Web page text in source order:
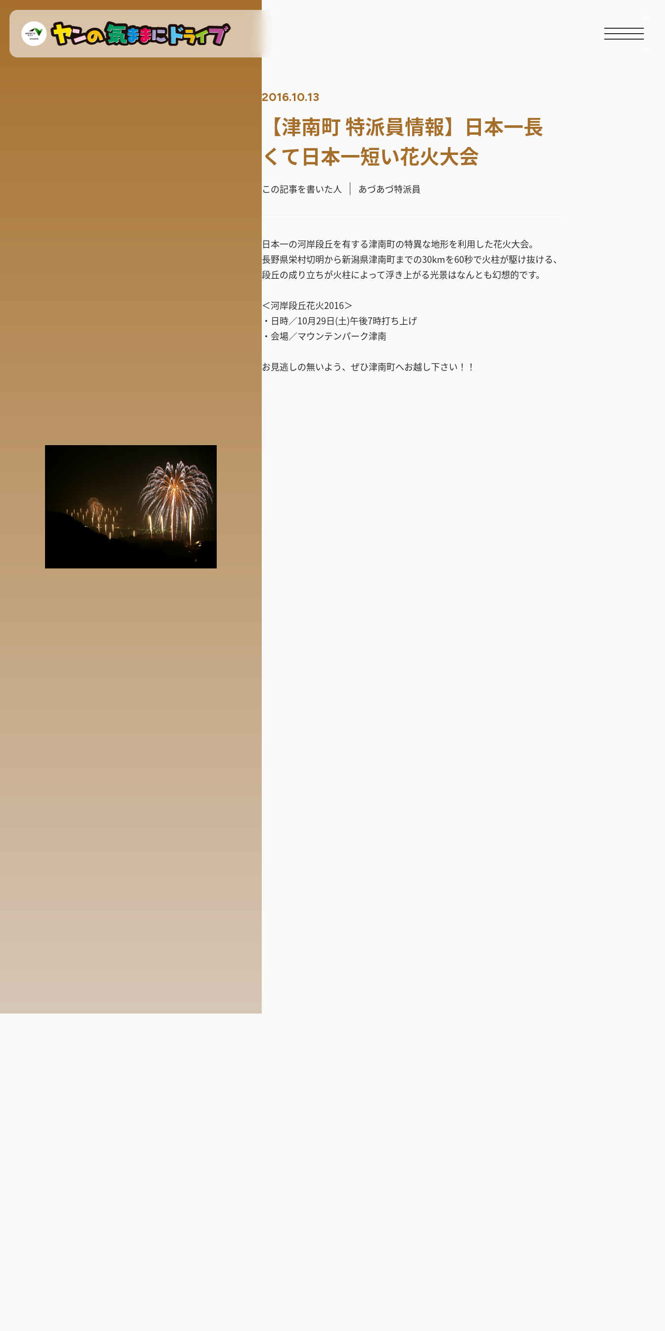
2016.10.13
【津南町 特派員情報】日本一長
くて日本一短い花火大会
この記事を書いた人 あづあづ特派員
日本一の河岸段丘を有する津南町の特異な地形を利用した花火大会。
長野県栄村切明から新潟県津南町までの30kmを60秒で火柱が駆け抜ける、
段丘の成り立ちが火柱によって浮き上がる光景はなんとも幻想的です。
＜河岸段丘花火2016＞
・日時／10月29日(土)午後7時打ち上げ
・会場／マウンテンパーク津南
お見逃しの無いよう、ぜひ津南町へお越し下さい！！